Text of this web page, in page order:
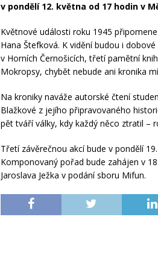
v pondělí 12. května od 17 hodin v
Květnové události roku 1945
Hana Štefková. K vidění budou i
v Horních Černošicích, třetí pamětní
Mokropsy, chybět nebude ani kronika
Na kroniky naváže autorské čtení
Blažkové z jejího připravovaného
pět tváří války, kdy každý něco ztratil –
Třetí závěrečnou akcí bude v pondělí
Komponovaný pořad bude zahájen v
Jaroslava Ježka v podání sboru Mifun.